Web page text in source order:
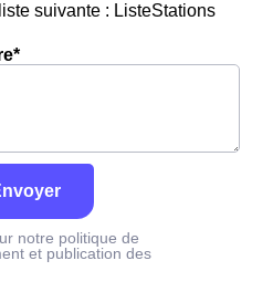
suivante : ListeStations
notre politique de
et publication des